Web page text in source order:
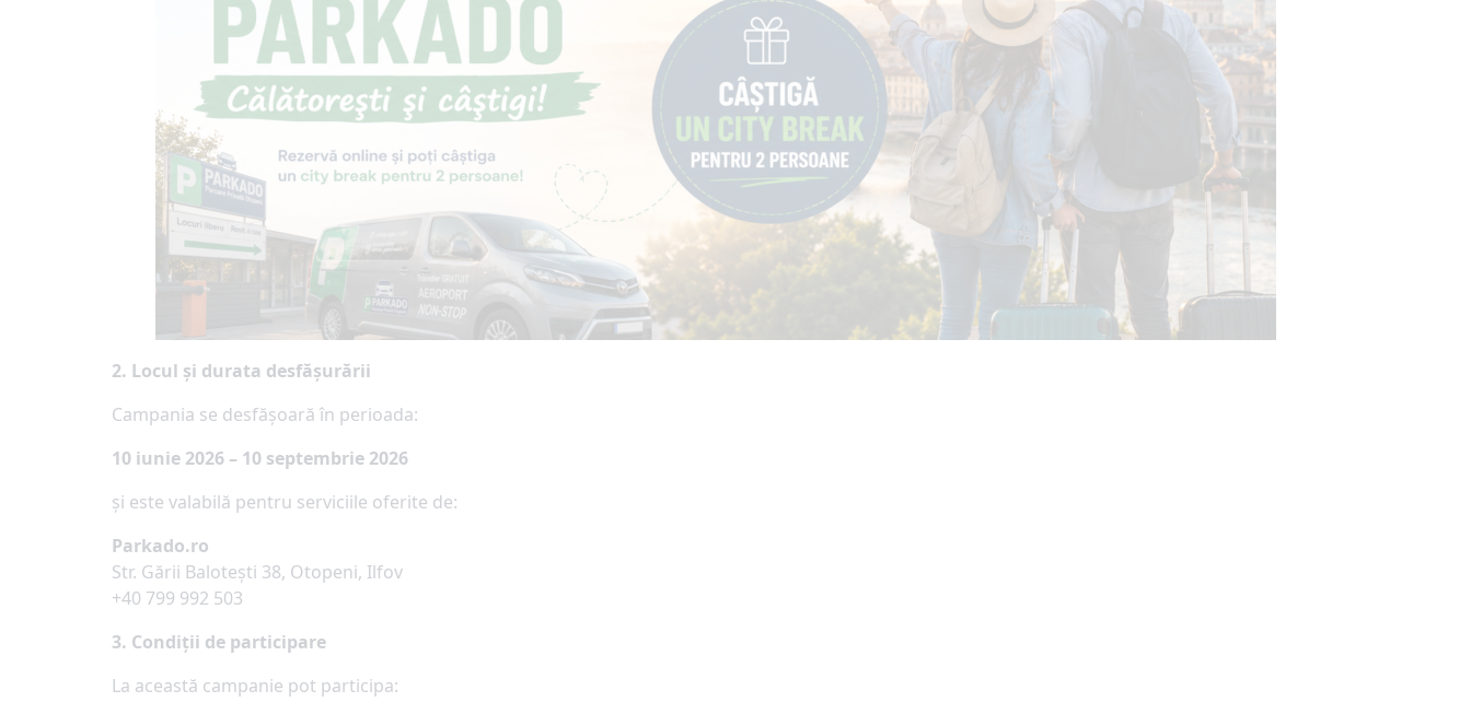
2. Locul și durata desfășurării
Campania se desfășoară în perioada:
10 iunie 2026 – 10 septembrie 2026
și este valabilă pentru serviciile oferite de:
Parkado.ro
Str. Gării Balotești 38, Otopeni, Ilfov
+40 799 992 503
3. Condiții de participare
La această campanie pot participa: